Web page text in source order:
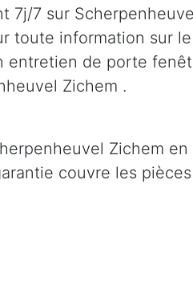
7j/7 sur
toute information sur
entretien de porte
Zichem .
Zichem
couvre les